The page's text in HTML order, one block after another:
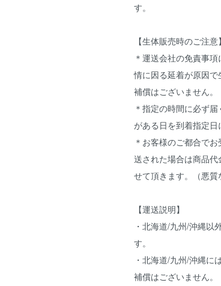
す。
【生体販売時のご注意】
＊運送会社の免責事
情に因る延着が原因
補償はございません。
＊指定の時間に必ず
がある日を到着指定日
＊お客様のご都合で
送された場合は商品
せて頂きます。（悪質
【運送説明】
・北海道/九州/沖縄以
す。
・北海道/九州/沖縄に
補償はございません。